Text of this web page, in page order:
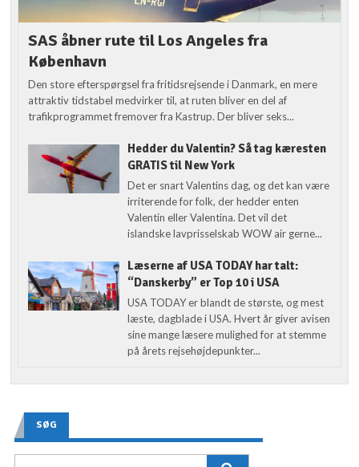
SAS åbner rute til Los Angeles fra
København
Den store efterspørgsel fra fritidsrejsende i Danmark, en mere
attraktiv tidstabel medvirker til, at ruten bliver en del af
trafikprogrammet fremover fra Kastrup. Der bliver seks...
Hedder du Valentin? Så tag kæresten
GRATIS til New York
Det er snart Valentins dag, og det kan være
irriterende for folk, der hedder enten
Valentin eller Valentina. Det vil det
islandske lavprisselskab WOW air gerne...
Læserne af USA TODAY har talt:
“Danskerby” er Top 10 i USA
USA TODAY er blandt de største, og mest
læste, dagblade i USA. Hvert år giver avisen
sine mange læsere mulighed for at stemme
på årets rejsehøjdepunkter...
SØG